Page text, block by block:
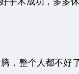
，整个人都不好